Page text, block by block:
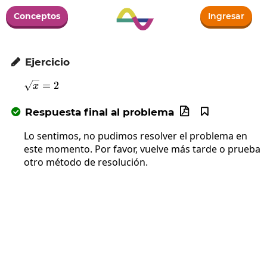
Conceptos Ingresar
 Ejercicio
\sqrt{x}=2
x = 2
 Respuesta final al problema 

Lo sentimos, no pudimos resolver el problema en
este momento. Por favor, vuelve más tarde o prueba
otro método de resolución.